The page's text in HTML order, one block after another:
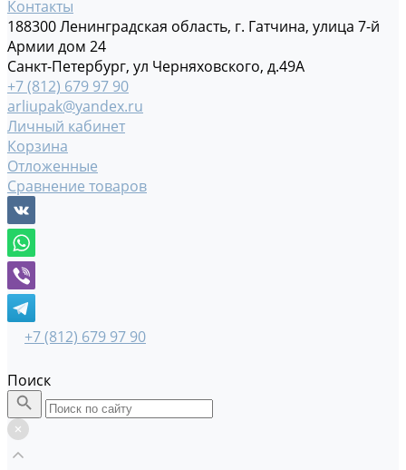
Контакты
188300 Ленинградская область, г. Гатчина, улица 7-й
Армии дом 24
Санкт-Петербург, ул Черняховского, д.49А
+7 (812) 679 97 90
arliupak@yandex.ru
Личный кабинет
Корзина
Отложенные
Сравнение товаров
+7 (812) 679 97 90
Поиск